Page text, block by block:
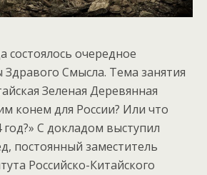
состоялось очередное
Смысла. Тема занятия
Зеленая Деревянная
конем для России? Или что
С докладом выступил
постоянный заместитель
Российско-Китайского